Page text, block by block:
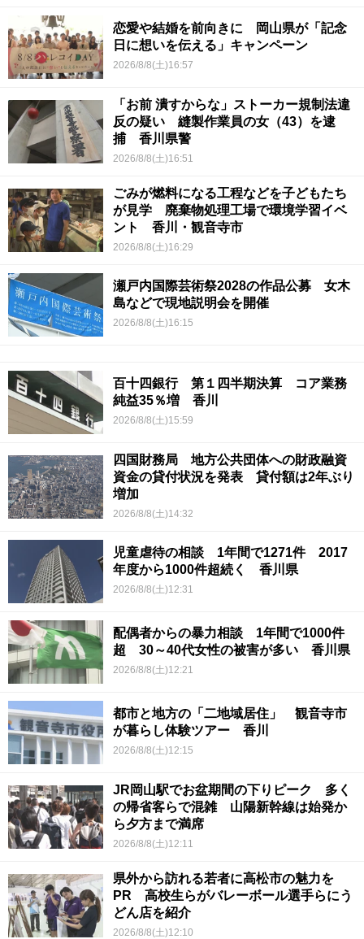
恋愛や結婚を前向きに 岡山県が「記念
日に想いを伝える」キャンペーン
2026/8/8(土)16:57
「お前 潰すからな」ストーカー規制法違
反の疑い 縫製作業員の女（43）を逮
捕 香川県警
2026/8/8(土)16:51
ごみが燃料になる工程などを子どもたち
が見学 廃棄物処理工場で環境学習イベ
ント 香川・観音寺市
2026/8/8(土)16:29
瀬戸内国際芸術祭2028の作品公募 女木
島などで現地説明会を開催
2026/8/8(土)16:15
百十四銀行 第１四半期決算 コア業務
純益35％増 香川
2026/8/8(土)15:59
四国財務局 地方公共団体への財政融資
資金の貸付状況を発表 貸付額は2年ぶり
増加
2026/8/8(土)14:32
児童虐待の相談 1年間で1271件 2017
年度から1000件超続く 香川県
2026/8/8(土)12:31
配偶者からの暴力相談 1年間で1000件
超 30～40代女性の被害が多い 香川県
2026/8/8(土)12:21
都市と地方の「二地域居住」 観音寺市
が暮らし体験ツアー 香川
2026/8/8(土)12:15
JR岡山駅でお盆期間の下りピーク 多く
の帰省客らで混雑 山陽新幹線は始発か
ら夕方まで満席
2026/8/8(土)12:11
県外から訪れる若者に高松市の魅力を
PR 高校生らがバレーボール選手らにう
どん店を紹介
2026/8/8(土)12:10